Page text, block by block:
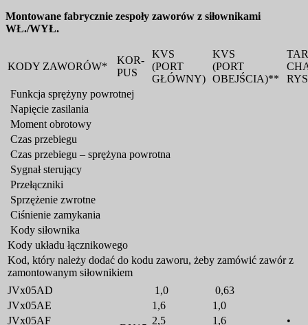
Montowane fabrycznie zespoły zaworów z siłownikami
WŁ./WYŁ.
KODY ZAWORÓW*
KOR-
PUS
KVS
(PORT
GŁÓWNY)
KVS
(PORT
OBEJŚCIA)**
Funkcja sprężyny powrotnej
Napięcie zasilania
Moment obrotowy
Czas przebiegu
Czas przebiegu – sprężyna powrotna
Sygnał sterujący
Przełączniki
Sprzężenie zwrotne
Ciśnienie zamykania
Kody siłownika
Kody układu łącznikowego
Kod, który należy dodać do kodu zaworu, żeby zamówić zawór z
zamontowanym siłownikiem
JVx05AD
1,0 0,63
•
JVx05AE 1,6
1,0
JVx05AF
2,5 1,6